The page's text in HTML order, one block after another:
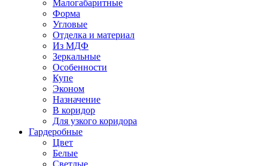
Малогабаритные
Форма
Угловые
Отделка и материал
Из МДФ
Зеркальные
Особенности
Купе
Эконом
Назначение
В коридор
Для узкого коридора
Гардеробные
Цвет
Белые
Светлые